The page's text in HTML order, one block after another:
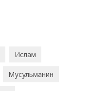
Ислам
Мусульманин